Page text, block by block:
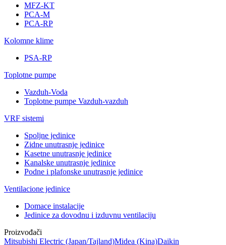
MFZ-KT
PCA-M
PCA-RP
Kolomne klime
PSA-RP
Toplotne pumpe
Vazduh-Voda
Toplotne pumpe Vazduh-vazduh
VRF sistemi
Spoljne jedinice
Zidne unutrasnje jedinice
Kasetne unutrasnje jedinice
Kanalske unutrasnje jedinice
Podne i plafonske unutrasnje jedinice
Ventilacione jedinice
Domace instalacije
Jedinice za dovodnu i izduvnu ventilaciju
Proizvođači
Mitsubishi Electric (Japan/Tajland)Midea (Kina)Daikin